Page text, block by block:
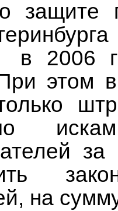
защите
в 2006
этом
за
на